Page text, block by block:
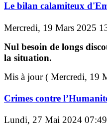
Le bilan calamiteux
Mercredi, 19 Mars 2025
Nul besoin de longs
la situation.
Mis à jour ( Mercredi, 19
Crimes contre
Lundi, 27 Mai 2024 07:49